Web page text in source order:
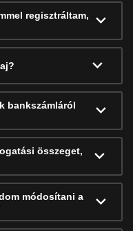
regisztráltam,
bankszámláról
összeget,
módosítani a